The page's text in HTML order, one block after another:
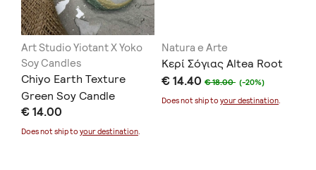
Art Studio Yiotant X Yoko
Soy Candles
Chiyo Earth Texture
Green Soy Candle
€ 14.00
Does not ship to your destination.
Natura e Arte
Κερί Σόγιας Altea Root
€ 14.40 € 18.00 (-20%)
Does not ship to your destination.